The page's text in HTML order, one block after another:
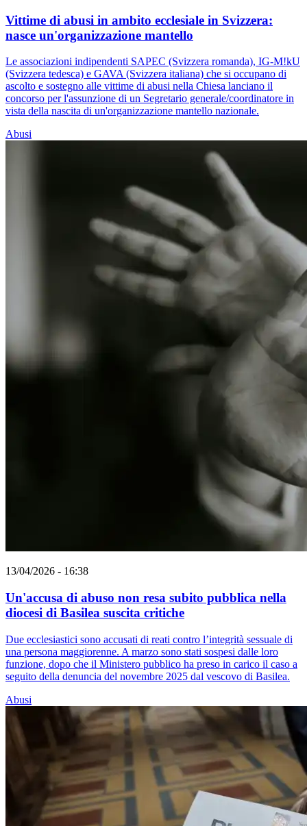
Vittime di abusi in ambito ecclesiale in Svizzera:
nasce un'organizzazione mantello
Le associazioni indipendenti SAPEC (Svizzera romanda), IG-M!kU
(Svizzera tedesca) e GAVA (Svizzera italiana) che si occupano di
ascolto e sostegno alle vittime di abusi nella Chiesa lanciano il
concorso per l'assunzione di un Segretario generale/coordinatore in
vista della nascita di un'organizzazione mantello nazionale.
Abusi
13/04/2026 - 16:38
Un'accusa di abuso non resa subito pubblica nella
diocesi di Basilea suscita critiche
Due ecclesiastici sono accusati di reati contro l’integrità sessuale di
una persona maggiorenne. A marzo sono stati sospesi dalle loro
funzione, dopo che il Ministero pubblico ha preso in carico il caso a
seguito della denuncia del novembre 2025 dal vescovo di Basilea.
Abusi